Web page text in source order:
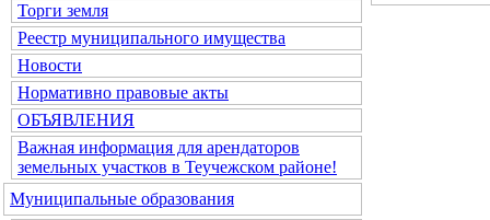
Торги земля
Реестр муниципального имущества
Новости
Нормативно правовые акты
ОБЪЯВЛЕНИЯ
Важная информация для арендаторов
земельных участков в Теучежском районе!
Муниципальные образования